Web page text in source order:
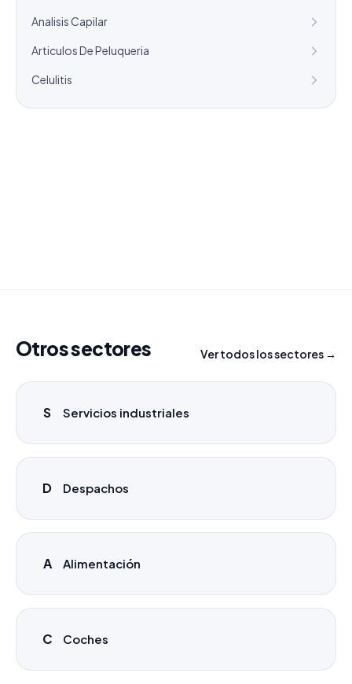
Analisis Capilar
Articulos De Peluqueria
Celulitis
Otros sectores Ver todos los sectores →
S Servicios industriales
D Despachos
A Alimentación
C Coches